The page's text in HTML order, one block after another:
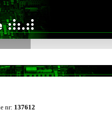
nr: 137612